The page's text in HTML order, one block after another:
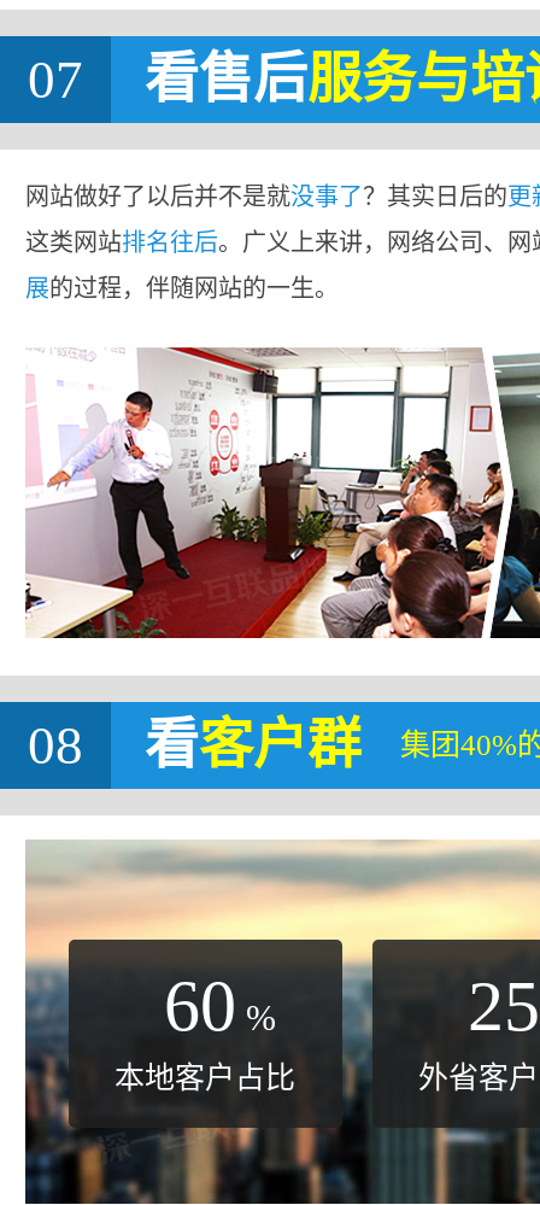
07 看售后服务与培
网站做好了以后并不是就没事了？其实日后的更
这类网站排名往后。广义上来讲，网络公司、
展的过程，伴随网站的一生。
08 看客户群 集团40%
60 %
本地客户占比
25
外省客